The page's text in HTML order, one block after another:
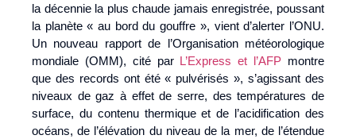
la décennie la plus chaude jamais enregistrée, poussant
la planète « au bord du gouffre », vient d’alerter l’ONU.
Un nouveau rapport de l’Organisation météorologique
mondiale (OMM), cité par L’Express et l’AFP montre
que des records ont été « pulvérisés », s’agissant des
niveaux de gaz à effet de serre, des températures de
surface, du contenu thermique et de l’acidification des
océans, de l’élévation du niveau de la mer, de l’étendue